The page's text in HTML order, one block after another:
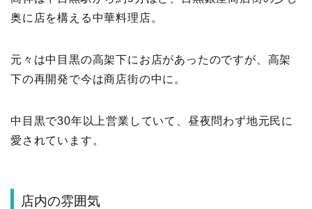
奥に店を構える中華料理店。
元々は中目黒の高架下にお店があったのですが、高架
下の再開発で今は商店街の中に。
中目黒で30年以上営業していて、昼夜問わず地元民に
愛されています。
店内の雰囲気